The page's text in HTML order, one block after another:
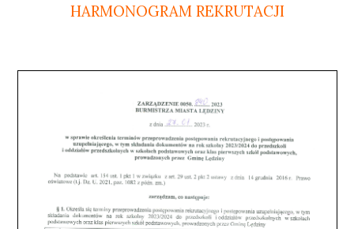
HARMONOGRAM REKRUTACJI